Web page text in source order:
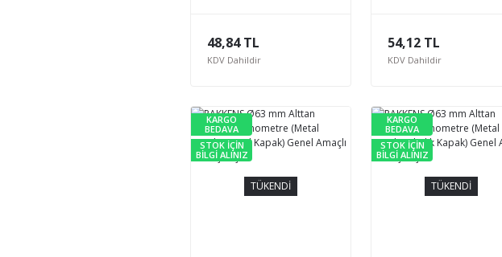
48,84 TL
KDV Dahildir
Basınç Ölçer
54,12 TL
KDV Dahildir
TÜKENDİ
KARGO
BEDAVA
STOK İÇİN
BİLGİ ALINIZ
TÜKENDİ
KARGO
BEDAVA
STOK İÇİN
BİLGİ ALINIZ